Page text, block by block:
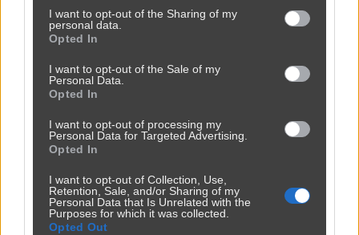
I want to opt-out of the Sharing of my
personal data.
Opted In
I want to opt-out of the Sale of my
Personal Data.
Opted In
I want to opt-out of processing my
Personal Data for Targeted Advertising.
Opted In
I want to opt-out of Collection, Use,
Retention, Sale, and/or Sharing of my
Personal Data that Is Unrelated with the
Purposes for which it was collected.
Opted Out